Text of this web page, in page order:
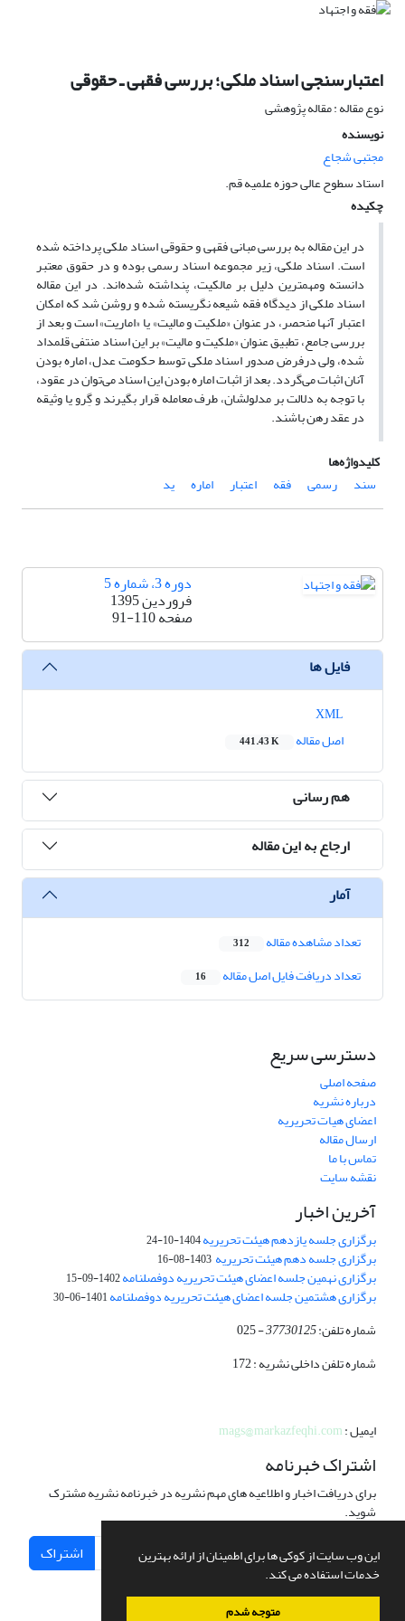
این وب سایت از کوکی ها برای اطمینان از ارائه بهترین
خدمات استفاده می کند.
متوجه شدم
اعتبارسنجی اسناد ملکی؛ بررسی فقهی ـ حقوقی
نوع مقاله : مقاله پژوهشی
نویسنده
مجتبی شجاع
استاد سطوح عالی حوزه علمیه قم.
چکیده
در این مقاله به بررسی مبانی فقهی و حقوقی اسناد ملکی پرداخته شده
است. اسناد ملکی، زیر مجموعه اسناد رسمی بوده و در حقوق معتبر
دانسته ومهمترین دلیل بر مالکیت، پنداشته شده‌اند. در این مقاله
اسناد ملکی از دیدگاه فقه شیعه نگریسته شده و روشن شد که امکان
اعتبار آنها منحصر، در عنوان «ملکیت و مالیت» یا «اماریت» است و بعد از
بررسی جامع، تطبیق عنوان «ملکیت و مالیت» بر این اسناد منتفی قلمداد
شده، ولی درفرض صدور اسناد ملکی توسط حکومت عدل، اماره بودن
آنان اثبات می‌گردد. بعد از اثبات اماره بودن این اسناد می‌توان در عقود،
با توجه به دلالت بر مدلولشان، طرف معامله قرار بگیرند و گِرو یا وثیقه
در عقد رهن باشند.
کلیدواژه‌ها
سند
رسمی فقه اعتبار اماره ید
دوره 3، شماره 5
فروردین 1395
صفحه91-110
فایل ها
اصل مقاله
441.43 K
هم رسانی
ارجاع به این مقاله
آمار
تعداد مشاهده مقاله 312
تعداد دریافت فایل اصل مقاله 16
دسترسی سریع
صفحه اصلی
درباره نشریه
اعضای هیات تحریریه
ارسال مقاله
تماس با ما
نقشه سایت
آخرین اخبار
برگزاری جلسه یازدهم هیئت تحریریه1404-10-24
برگزاری جلسه دهم هیئت تحریریه 1403-08-16
برگزاری نهمین جلسه اعضای هیئت تحریریه دوفصلنامه1402-09-15
برگزاری هشتمین جلسه اعضای هیئت تحریریه دوفصلنامه1401-06-30
شماره تلفن:37730125
- 025
شماره تلفن داخلی نشریه : 172
ایمیل :mags@markazfeqhi.com
اشتراک خبرنامه
برای دریافت اخبار و اطلاعیه های مهم نشریه در خبرنامه نشریه مشترک
شوید.
اشتراک